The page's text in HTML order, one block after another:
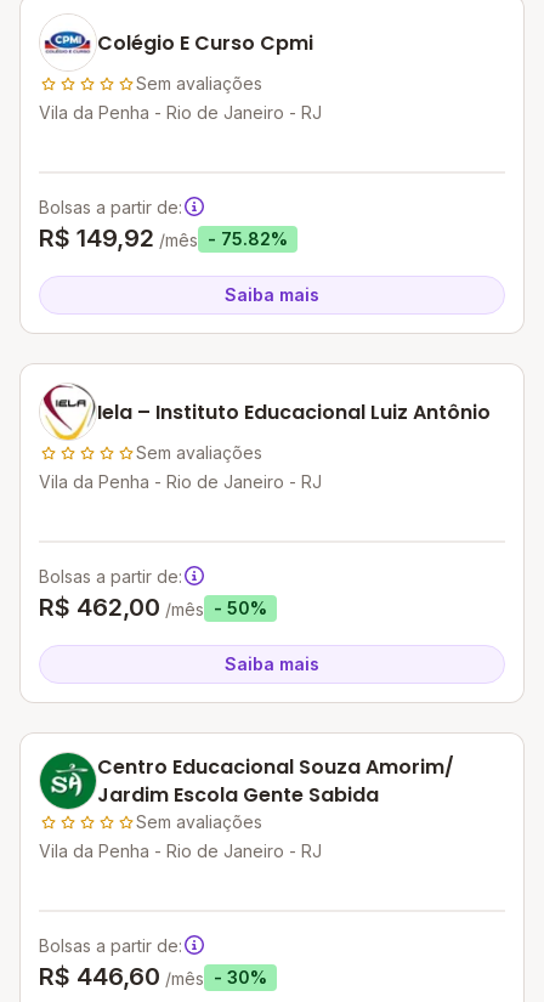
Colégio E Curso Cpmi
Sem avaliações
Vila da Penha - Rio de Janeiro - RJ
Bolsas a partir de:
R$ 149,92 /mês - 75.82%
Saiba mais
Iela – Instituto Educacional Luiz Antônio
Sem avaliações
Vila da Penha - Rio de Janeiro - RJ
Bolsas a partir de:
R$ 462,00 /mês - 50%
Saiba mais
Centro Educacional Souza Amorim/
Jardim Escola Gente Sabida
Sem avaliações
Vila da Penha - Rio de Janeiro - RJ
Bolsas a partir de:
R$ 446,60 /mês - 30%